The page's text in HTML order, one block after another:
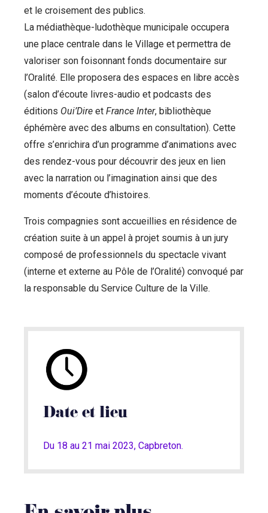
et le croisement des publics.
La médiathèque-ludothèque municipale occupera
une place centrale dans le Village et permettra de
valoriser son foisonnant fonds documentaire sur
l’Oralité. Elle proposera des espaces en libre accès
(salon d’écoute livres-audio et podcasts des
éditions Oui’Dire et France Inter, bibliothèque
éphémère avec des albums en consultation). Cette
offre s’enrichira d’un programme d’animations avec
des rendez-vous pour découvrir des jeux en lien
avec la narration ou l’imagination ainsi que des
moments d’écoute d’histoires.
Trois compagnies sont accueillies en résidence de
création suite à un appel à projet soumis à un jury
composé de professionnels du spectacle vivant
(interne et externe au Pôle de l’Oralité) convoqué par
la responsable du Service Culture de la Ville.
Date et lieu
Du 18 au 21 mai 2023, Capbreton.